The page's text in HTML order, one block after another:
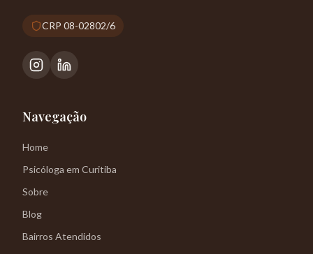
CRP 08-02802/6
Navegação
Home
Psicóloga em Curitiba
Sobre
Blog
Bairros Atendidos